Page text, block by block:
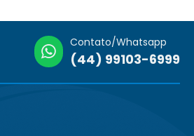
Contato/Whatsapp
(44) 99103-6999